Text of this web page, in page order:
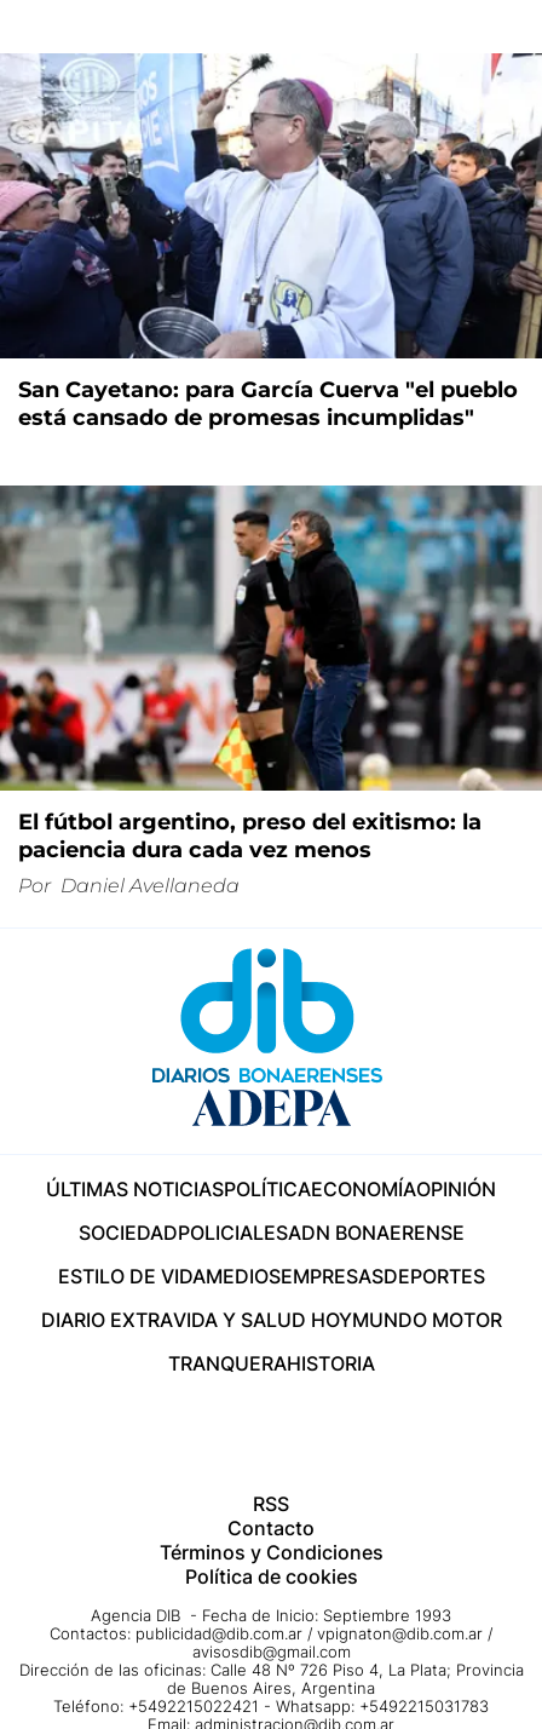
San Cayetano: para García Cuerva "el pueblo
está cansado de promesas incumplidas"
El fútbol argentino, preso del exitismo: la
paciencia dura cada vez menos
Por Daniel Avellaneda
ÚLTIMAS NOTICIASPOLÍTICAECONOMÍAOPINIÓN
SOCIEDADPOLICIALESADN BONAERENSE
ESTILO DE VIDAMEDIOSEMPRESASDEPORTES
DIARIO EXTRAVIDA Y SALUD HOYMUNDO MOTOR
TRANQUERAHISTORIA
RSS
Contacto
Términos y Condiciones
Política de cookies
Agencia DIB - Fecha de Inicio: Septiembre 1993
Contactos: publicidad@dib.com.ar / vpignaton@dib.com.ar /
avisosdib@gmail.com
Dirección de las oficinas: Calle 48 Nº 726 Piso 4, La Plata; Provincia
de Buenos Aires, Argentina
Teléfono: +5492215022421 - Whatsapp: +5492215031783
Email: administracion@dib.com.ar